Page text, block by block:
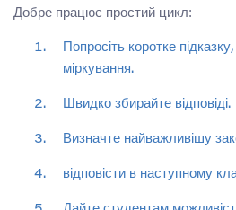
Добре працює простий цикл:
Попросіть коротке
міркування.
Швидко збирайте відповіді.
Визначте найважливішу
відповісти в наступному